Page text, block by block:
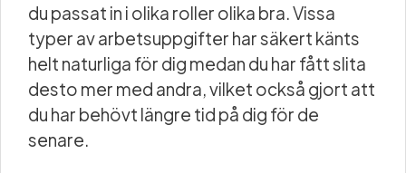
du passat in i olika roller olika bra. Vissa
typer av arbetsuppgifter har säkert känts
helt naturliga för dig medan du har fått slita
desto mer med andra, vilket också gjort att
du har behövt längre tid på dig för de
senare.